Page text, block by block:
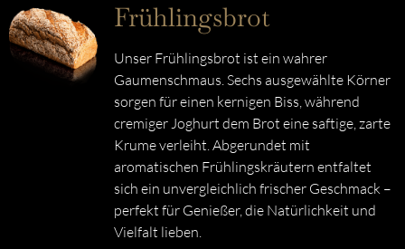
Frühlingsbrot
Unser Frühlingsbrot ist ein wahrer
Gaumenschmaus. Sechs ausgewählte Körner
sorgen für einen kernigen Biss, während
cremiger Joghurt dem Brot eine saftige, zarte
Krume verleiht. Abgerundet mit
aromatischen Frühlingskräutern entfaltet
sich ein unvergleichlich frischer Geschmack –
perfekt für Genießer, die Natürlichkeit und
Vielfalt lieben.